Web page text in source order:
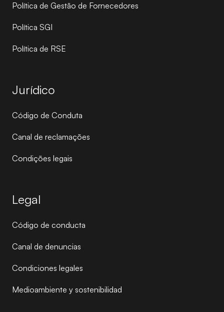
Política de Gestão de Fornecedores
Política SGI
Política de RSE
Jurídico
Código de Conduta
Canal de reclamações
Condições legais
Legal
Código de conducta
Canal de denuncias
Condiciones legales
Medioambiente y sostenibilidad